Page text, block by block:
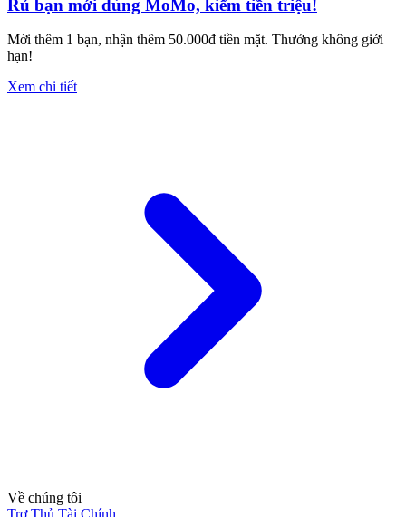
Rủ bạn mới dùng MoMo, kiếm tiền triệu!
Mời thêm 1 bạn, nhận thêm 50.000đ tiền mặt. Thưởng không giới
hạn!
Xem chi tiết
Về chúng tôi